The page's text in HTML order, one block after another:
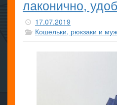
лаконично,
17.07.2019
Кошельки, рюкзаки и